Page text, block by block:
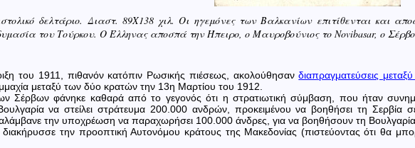
δελτάριο. Διαστ. 89Χ138 χιλ. Οι ηγεμόνες των Βαλκανίων επιτίθενται και
του Τούρκου. Ο Έλληνας αποσπά την Ήπειρο, ο Μαυροβούνιος το Novibasar, ο
του 1911, πιθανόν κατόπιν Ρωσικής πιέσεως, ακολούθησανδιαπραγματεύσεις
μεταξύ των δύο κρατών την 13η Μαρτίου του 1912.
Σέρβων φάνηκε καθαρά από το γεγονός ότι η στρατιωτική σύμβαση, που ήταν
να στείλει στράτευμα 200.000 ανδρών, προκειμένου να βοηθήσει τη Σερβία
την υποχρέωση να παραχωρήσει 100.000 άνδρες, για να βοηθήσουν τη Βουλγαρία
την προοπτική Αυτονόμου κράτους της Μακεδονίας (πιστεύοντας ότι θα